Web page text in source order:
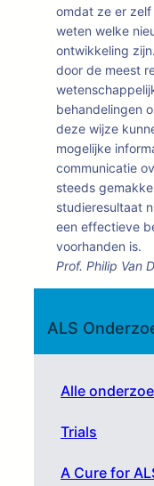
omdat ze er
weten welke
ontwikkeling
door de meest
behandelingen
deze wijze
mogelijke
communicatie
steeds
studieresultaat
een effectieve
voorhanden is.
Prof. Philip Van
ALS
Alle
Trials
A Cure for